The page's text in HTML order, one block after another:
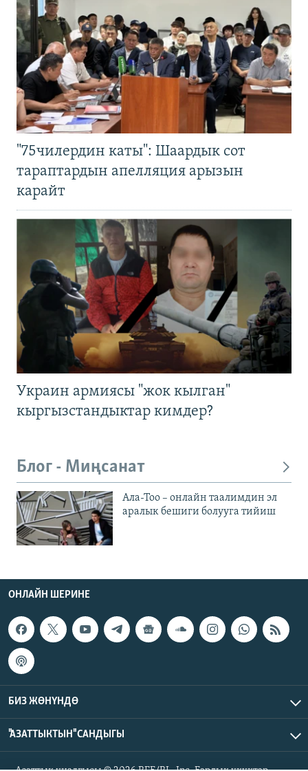
"75чилердин каты": Шаардык сот
тараптардын апелляция арызын
карайт
Украин армиясы "жок кылган"
кыргызстандыктар кимдер?
Блог - Миңсанат
Ала-Тоо – онлайн таалимдин эл
аралык бешиги болууга тийиш
ОНЛАЙН ШЕРИНЕ
БИЗ ЖӨНҮНДӨ
"АЗАТТЫКТЫН" САНДЫГЫ